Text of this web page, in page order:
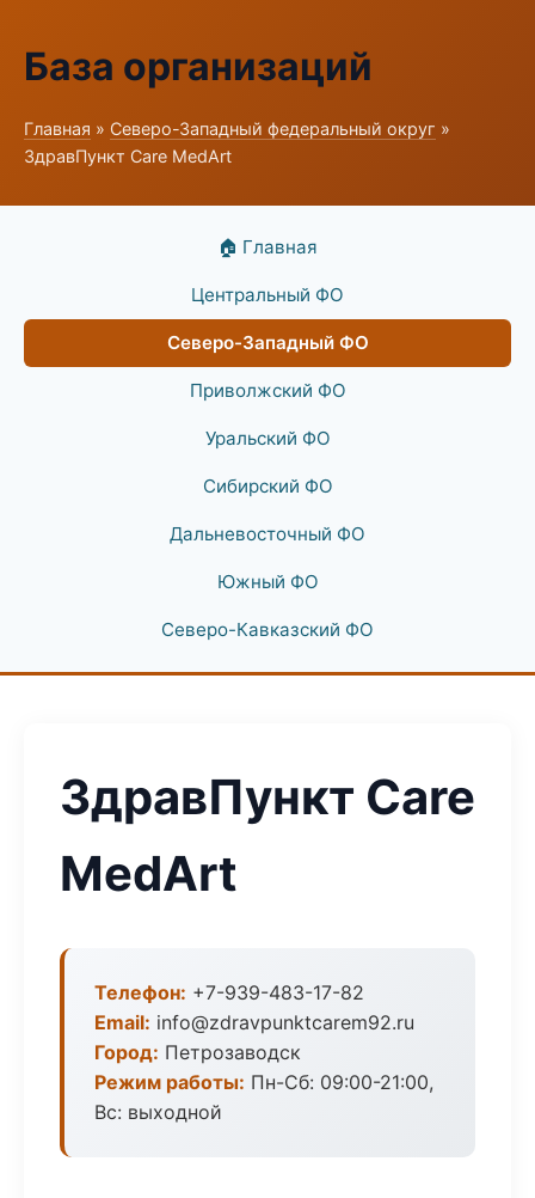
База организаций
Главная » Северо-Западный федеральный округ »
ЗдравПункт Care MedArt
🏠 Главная
Центральный ФО
Северо-Западный ФО
Приволжский ФО
Уральский ФО
Сибирский ФО
Дальневосточный ФО
Южный ФО
Северо-Кавказский ФО
ЗдравПункт Care
MedArt
Телефон: +7-939-483-17-82
Email: info@zdravpunktcarem92.ru
Город: Петрозаводск
Режим работы: Пн-Сб: 09:00-21:00,
Вс: выходной